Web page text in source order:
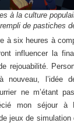
à la culture
de pastiches
à six heures à
influencer la
rejouabilité.
nouveau, l’idée
ne m’étant
mon séjour à
jeux de simulation